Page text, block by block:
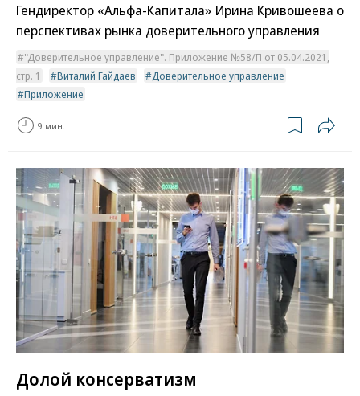
Гендиректор «Альфа-Капитала» Ирина Кривошеева о
перспективах рынка доверительного управления
"Доверительное управление". Приложение №58/П от 05.04.2021,
стр. 1
Виталий Гайдаев
Доверительное управление
Приложение
9 мин.
Долой консерватизм